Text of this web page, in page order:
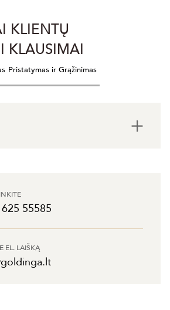
55585
EL. LAIŠKĄ
KLIENTŲ
KLAUSIMAI
Pristatymas ir Grąžinimas